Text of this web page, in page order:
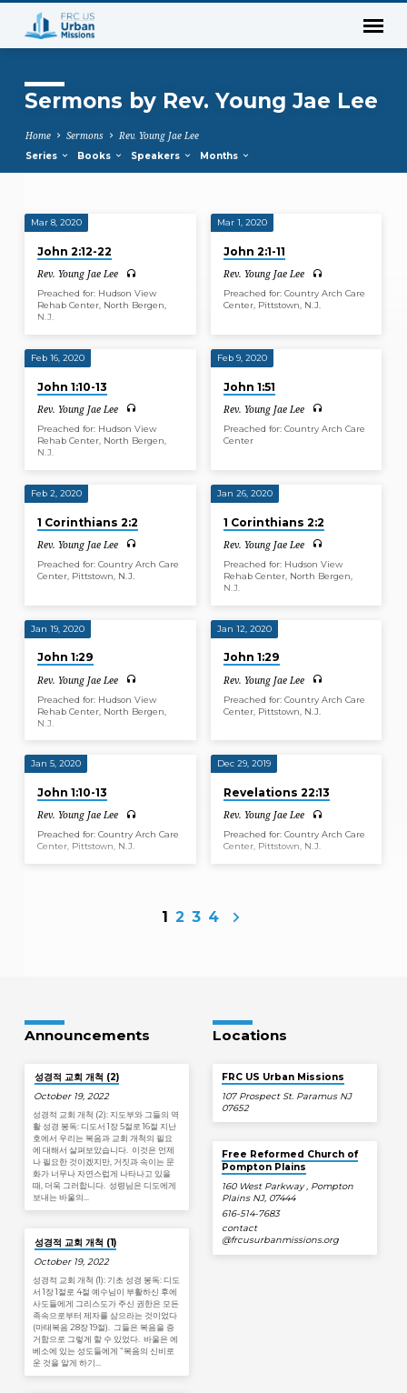
Sermons by Rev. Young Jae Lee
Home Sermons Rev. Young Jae Lee
Series Books Speakers Months
Sermons
by
Rev.
Young
Lee
Mar 8, 2020
John 2:12-22
Rev. Young Jae Lee
Preached for: Hudson View
Rehab Center, North Bergen,
N.J.
Mar 1, 2020
John 2:1-11
Rev. Young Jae Lee
Preached for: Country Arch Care
Center, Pittstown, N.J.
Feb 16, 2020
John 1:10-13
Rev. Young Jae Lee
Preached for: Hudson View
Rehab Center, North Bergen,
N.J.
Feb 9, 2020
John 1:51
Rev. Young Jae Lee
Preached for: Country Arch Care
Center
Feb 2, 2020
1 Corinthians 2:2
Rev. Young Jae Lee
Preached for: Country Arch Care
Center, Pittstown, N.J.
Jan 26, 2020
1 Corinthians 2:2
Rev. Young Jae Lee
Preached for: Hudson View
Rehab Center, North Bergen,
N.J.
Jan 19, 2020
John 1:29
Rev. Young Jae Lee
Preached for: Hudson View
Rehab Center, North Bergen,
N.J.
Jan 12, 2020
John 1:29
Rev. Young Jae Lee
Preached for: Country Arch Care
Center, Pittstown, N.J.
Jan 5, 2020
John 1:10-13
Rev. Young Jae Lee
Preached for: Country Arch Care
Center, Pittstown, N.J.
Dec 29, 2019
Revelations 22:13
Rev. Young Jae Lee
Preached for: Country Arch Care
Center, Pittstown, N.J.
1 2 3 4
Announcements
성경적 교회 개척 (2)
October 19, 2022
성경적 교회 개척 (2): 지도부와 그들의 역
활 성경 봉독: 디도서 1장 5절로 16절 지난
호에서 우리는 복음과 교회 개척의 필요
에 대해서 살펴보았습니다. 이것은 언제
나 필요한 것이겠지만, 거짓과 속이는 문
화가 너무나 자연스럽게 나타나고 있을
때, 더욱 그러합니다. 성령님은 디도에게
보내는 바울의…
성경적 교회 개척 (1)
October 19, 2022
성경적 교회 개척 (1): 기초 성경 봉독: 디도
서 1장 1절로 4절 예수님이 부활하신 후에
사도들에게 그리스도가 주신 권한은 모든
족속으로부터 제자를 삼으라는 것이었다
(마태복음 28장 19절). 그들은 복음을 증
거함으로 그렇게 할 수 있었다. 바울은 에
베소에 있는 성도들에게 “복음의 신비로
운 것을 알게 하기…
Locations
FRC US Urban Missions
107 Prospect St. Paramus NJ
07652
Free Reformed Church of
Pompton Plains
160 West Parkway , Pompton
Plains NJ, 07444
616-514-7683
contact​
@frcusurbanmissions.org